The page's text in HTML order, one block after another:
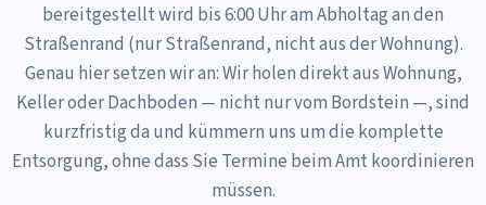
bereitgestellt wird bis 6:00 Uhr am Abholtag an den
Straßenrand (nur Straßenrand, nicht aus der Wohnung).
Genau hier setzen wir an: Wir holen direkt aus Wohnung,
Keller oder Dachboden — nicht nur vom Bordstein —, sind
kurzfristig da und kümmern uns um die komplette
Entsorgung, ohne dass Sie Termine beim Amt koordinieren
müssen.